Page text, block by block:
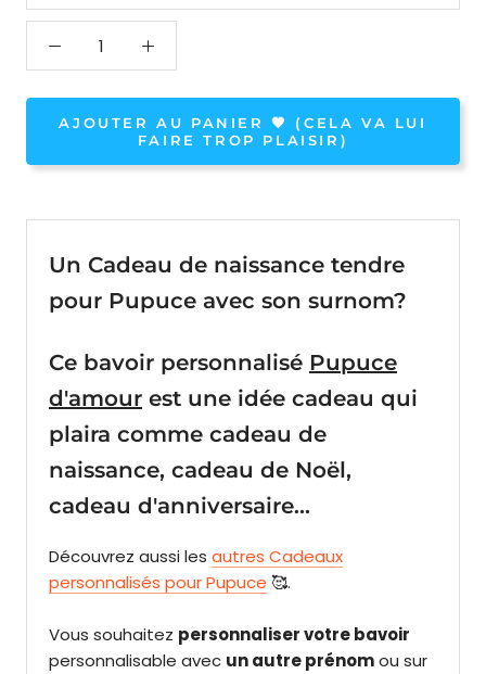
AJOUTER AU PANIER 🧡 (CELA VA LUI
FAIRE TROP PLAISIR)
Un Cadeau de naissance tendre
pour Pupuce avec son surnom?
Ce bavoir personnalisé Pupuce
d'amour est une idée cadeau qui
plaira comme cadeau de
naissance, cadeau de Noël,
cadeau d'anniversaire...
Découvrez aussi les autres Cadeaux
personnalisés pour Pupuce 🥰.
Vous souhaitez personnaliser votre bavoir
personnalisable avec un autre prénomou sur